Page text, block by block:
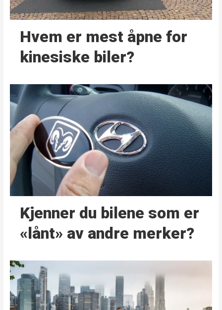
Hvem er mest åpne for
kinesiske biler?
Kjenner du bilene som er
«lånt» av andre merker?